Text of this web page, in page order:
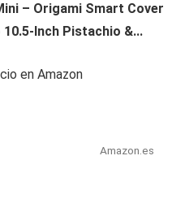
– Origami Smart Cover
Inch Pistachio &...
en Amazon
Amazon.es